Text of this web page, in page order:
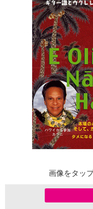
画像をタッ